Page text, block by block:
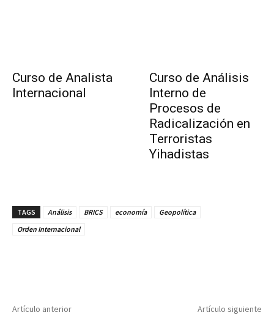
Curso de Analista
Internacional
Curso de Análisis
Interno de
Procesos de
Radicalización en
Terroristas
Yihadistas
TAGS Análisis BRICS economía
Geopolítica
Orden Internacional
Artículo anterior Artículo siguiente